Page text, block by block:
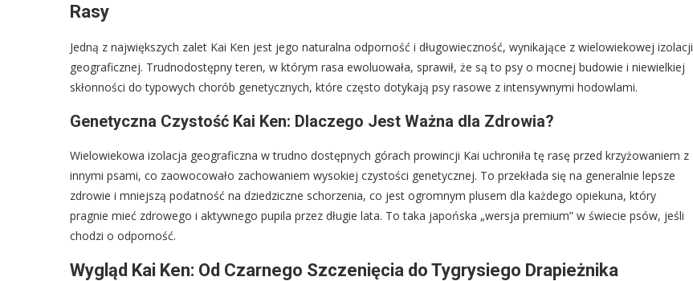
Rasy
Jedną z największych zalet Kai Ken jest jego naturalna odporność i długowieczność, wynikające z wielowiekowej izolacji
geograficznej. Trudnodostępny teren, w którym rasa ewoluowała, sprawił, że są to psy o mocnej budowie i niewielkiej
skłonności do typowych chorób genetycznych, które często dotykają psy rasowe z intensywnymi hodowlami.
Genetyczna Czystość Kai Ken: Dlaczego Jest Ważna dla Zdrowia?
Wielowiekowa izolacja geograficzna w trudno dostępnych górach prowincji Kai uchroniła tę rasę przed krzyżowaniem z
innymi psami, co zaowocowało zachowaniem wysokiej czystości genetycznej. To przekłada się na generalnie lepsze
zdrowie i mniejszą podatność na dziedziczne schorzenia, co jest ogromnym plusem dla każdego opiekuna, który
pragnie mieć zdrowego i aktywnego pupila przez długie lata. To taka japońska „wersja premium” w świecie psów, jeśli
chodzi o odporność.
Wygląd Kai Ken: Od Czarnego Szczenięcia do Tygrysiego Drapieżnika